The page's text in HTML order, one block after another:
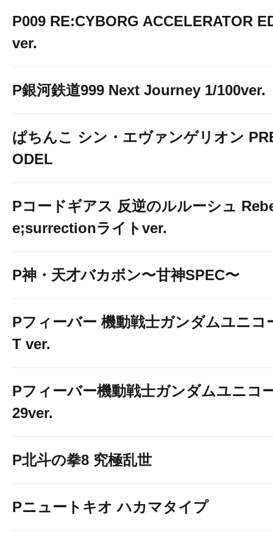
P009 RE:CYBORG ACCELERATOR
ver.
P銀河鉄道999 Next Journey 1/100ver.
ぱちんこ シン・エヴァンゲリオン
ODEL
Pコードギアス 反逆のルルーシュ
e;surrectionライトver.
P神・天才バカボン〜甘神SPEC〜
Pフィーバー 機動戦士ガンダムユニコ
T ver.
Pフィーバー機動戦士ガンダムユニコ
29ver.
P北斗の拳8 究極乱世
Pニュートキオ ハカマタイプ